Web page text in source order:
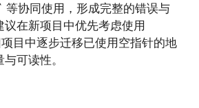
协同使用，形成完整的错误与
在新项目中优先考虑使用
目中逐步迁移已使用空指针的地
可读性。